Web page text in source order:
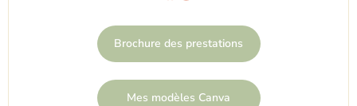
Brochure des prestations
Mes modèles Canva